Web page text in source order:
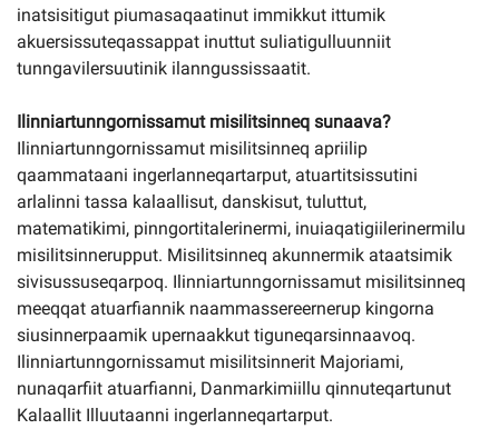
inatsisitigut piumasaqaatinut immikkut ittumik
akuersissuteqassappat inuttut suliatigulluunniit
tunngavilersuutinik ilanngussissaatit.
Ilinniartunngornissamut misilitsinneq sunaava?
Ilinniartunngornissamut misilitsinneq apriilip
qaammataani ingerlanneqartarput, atuartitsissutini
arlalinni tassa kalaallisut, danskisut, tuluttut,
matematikimi, pinngortitalerinermi, inuiaqatigiilerinermilu
misilitsinnerupput. Misilitsinneq akunnermik ataatsimik
sivisussuseqarpoq. Ilinniartunngornissamut misilitsinneq
meeqqat atuarfiannik naammassereernerup kingorna
siusinnerpaamik upernaakkut tiguneqarsinnaavoq.
Ilinniartunngornissamut misilitsinnerit Majoriami,
nunaqarfiit atuarfianni, Danmarkimiillu qinnuteqartunut
Kalaallit Illuutaanni ingerlanneqartarput.